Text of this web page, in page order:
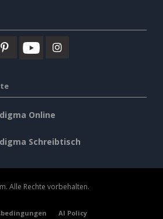
Online
Schreibtisch
Alle Rechte vorbehalten.
AI Policy